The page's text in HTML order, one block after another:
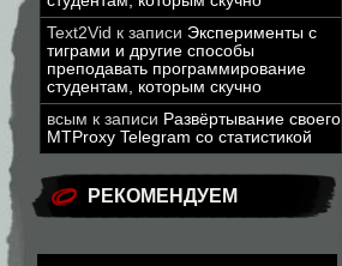
Text2Vid к записи Эксперименты с
тиграми и другие способы
преподавать программирование
студентам, которым скучно
всым к записи Развёртывание своего
MTProxy Telegram со статистикой
РЕКОМЕНДУЕМ